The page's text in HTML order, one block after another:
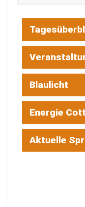
Blaulicht
Energie
Aktuelle